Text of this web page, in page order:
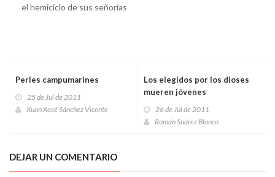
el hemiciclo de sus señorías
Perles campumarines
25 de Jul de 2011
Xuan Xosé Sánchez Vicente
Los elegidos por los dioses
mueren jóvenes
26 de Jul de 2011
Román Suárez Blanco
DEJAR UN COMENTARIO